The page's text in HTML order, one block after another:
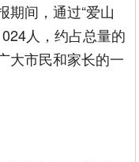
期间，通过“爱山
人，约占总量的
大市民和家长的一